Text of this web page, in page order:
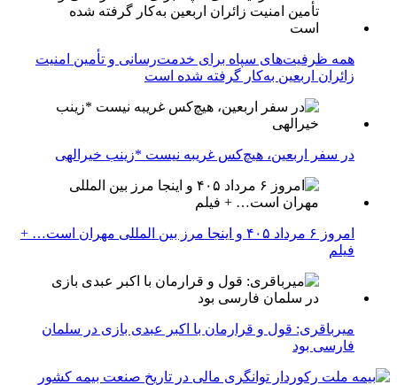
همه ظرفیت‌های سپاه برای خدمت‌رسانی و تأمین امنیت
زائران اربعین به‌کار گرفته شده است
در سفر اربعین، هیچ‌کس غریبه نیست *زینب خیرالهی
امروز ۶ مرداد ۴۰۵ و اینجا مرز بین المللی مهران است… +
فیلم
میرباقری: قول و قرارمان با اکبر عبدی بازی در سلمان
فارسی بود